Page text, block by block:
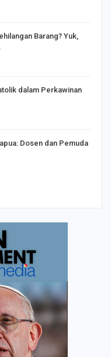
Barang? Yuk,
dalam Perkawinan
Dosen dan Pemuda